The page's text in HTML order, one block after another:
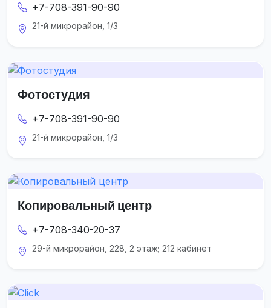
+7-708-391-90-90
21-й микрорайон, 1/3
Фотостудия
+7-708-391-90-90
21-й микрорайон, 1/3
Копировальный центр
+7-708-340-20-37
29-й микрорайон, 228, 2 этаж; 212 кабинет